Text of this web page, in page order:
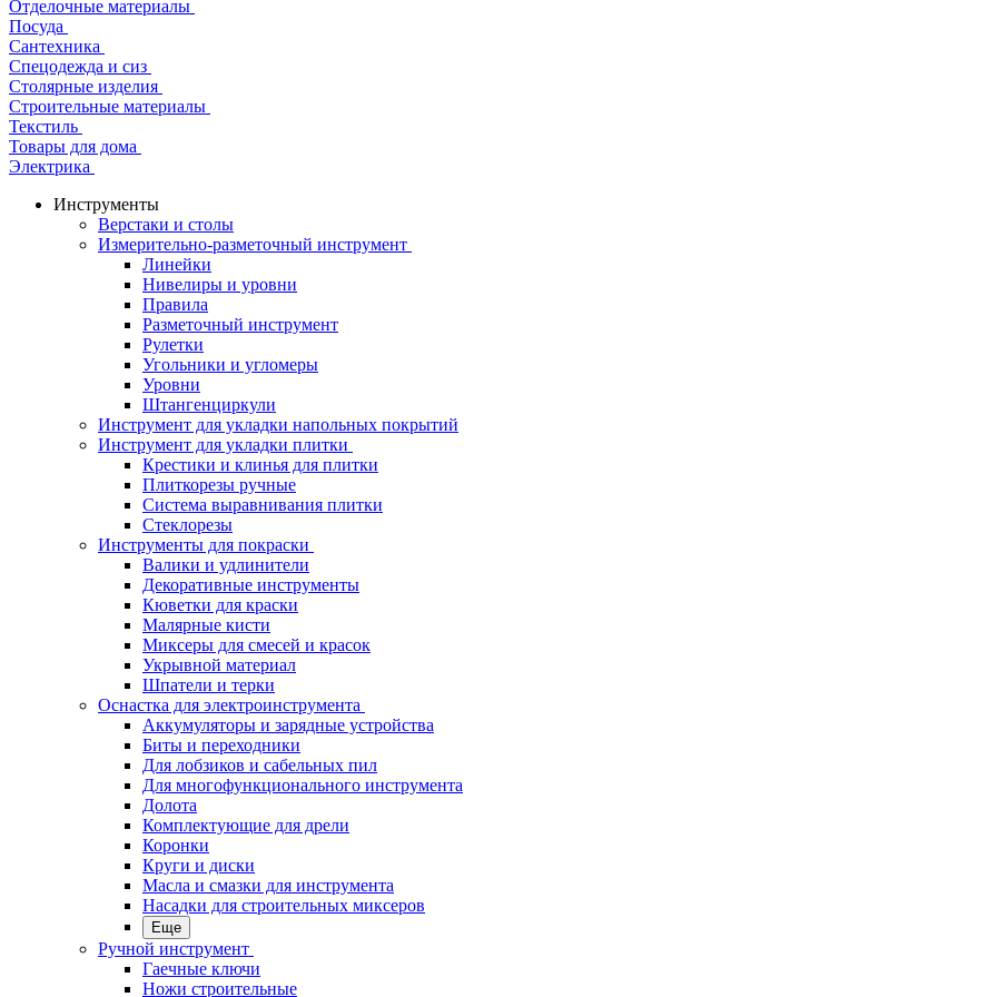
Отделочные материалы
Посуда
Сантехника
Спецодежда и сиз
Столярные изделия
Строительные материалы
Текстиль
Товары для дома
Электрика
Инструменты
Верстаки и столы
Измерительно-разметочный инструмент
Линейки
Нивелиры и уровни
Правила
Разметочный инструмент
Рулетки
Угольники и угломеры
Уровни
Штангенциркули
Инструмент для укладки напольных покрытий
Инструмент для укладки плитки
Крестики и клинья для плитки
Плиткорезы ручные
Система выравнивания плитки
Стеклорезы
Инструменты для покраски
Валики и удлинители
Декоративные инструменты
Кюветки для краски
Малярные кисти
Миксеры для смесей и красок
Укрывной материал
Шпатели и терки
Оснастка для электроинструмента
Аккумуляторы и зарядные устройства
Биты и переходники
Для лобзиков и сабельных пил
Для многофункционального инструмента
Долота
Комплектующие для дрели
Коронки
Круги и диски
Масла и смазки для инструмента
Насадки для строительных миксеров
Еще
Ручной инструмент
Гаечные ключи
Ножи строительные